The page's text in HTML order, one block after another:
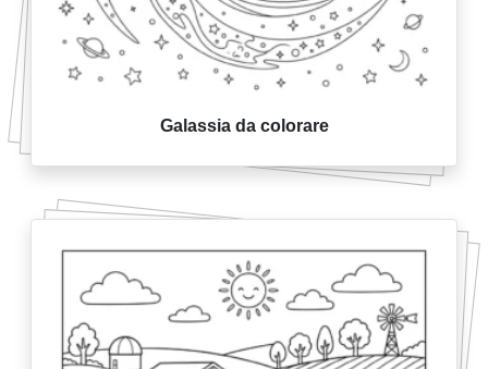
Galassia da colorare